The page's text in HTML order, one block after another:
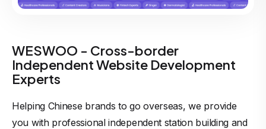
WESWOO - Cross-border
Independent Website Development
Experts
Helping Chinese brands to go overseas, we provide
you with professional independent station building and